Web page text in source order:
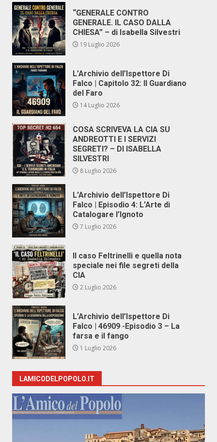
“GENERALE CONTRO
GENERALE. IL CASO DALLA
CHIESA” – di Isabella Silvestri
19 Luglio 2026
L’Archivio dell’Ispettore Di
Falco | Capitolo 32: Il Guardiano
del Faro
14 Luglio 2026
COSA SCRIVEVA LA CIA SU
ANDREOTTI E I SERVIZI
SEGRETI? – DI ISABELLA
SILVESTRI
8 Luglio 2026
L’Archivio dell’Ispettore Di
Falco | Episodio 4: L’Arte di
Catalogare l’Ignoto
7 Luglio 2026
Il caso Feltrinelli e quella nota
speciale nei file segreti della
CIA
2 Luglio 2026
L’Archivio dell’Ispettore Di
Falco | 46909 -Episodio 3 – La
farsa e il fango
1 Luglio 2026
LAMICODELPOPOLO.IT